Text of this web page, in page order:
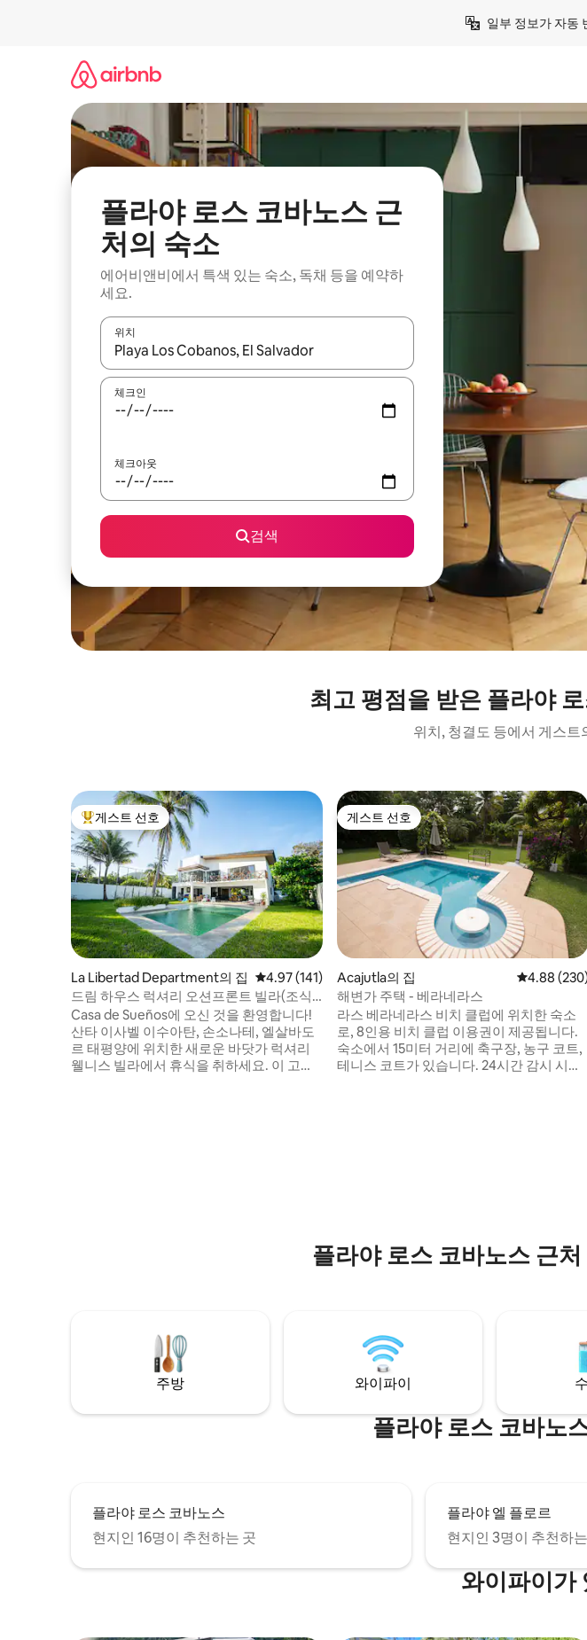
일부 정보가 자동
플라야 로스 코바노스 근
처의 숙소
에어비앤비에서 특색 있는 숙소, 독채 등을 예약하
세요.
위치
결과가 나오면 위·아래 화살표 키를 사용하거나 터치 또는 스와이프 동작으로 탐색하세요.
체크인
체크아웃
검색
최고 평점을 받은 플라야
위치, 청결도 등에서 게스
상위 게스트 선호
게스트 선호
La Libertad Department의 집 평점 4.97점(5점 만점), 후기 141개
4.97 (141)
드림 하우스 럭셔리 오션프론트 빌라(조식
포함)
Casa de Sueños에 오신 것을 환영합니다!
산타 이사벨 이수아탄, 손소나테, 엘살바도
르 태평양에 위치한 새로운 바닷가 럭셔리
웰니스 빌라에서 휴식을 취하세요. 이 고급
게스트 선호
게스트 선호
Acajutla의 집 평점 4.88
4.88
해변가 주택 - 베라네라스
라스 베라네라스 비치 클럽에 위치한 숙소
로, 8인용 비치 클럽 이용권이 제공됩니다.
숙소에서 15미터 거리에 축구장, 농구 코트,
테니스 코트가 있습니다. 24시간 감시 시스
플라야 로스 코바노스 근
주방 와이파이
플라야 로스 코바노
플라야 로스 코바노스
현지인 16명이 추천하는 곳
플라야 엘 플로르
현지인 3명이 추천하
와이파이가